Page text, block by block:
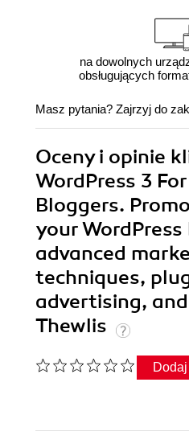
na dowolnych
obsługujących
Masz pytania? Zajrzyj do
Oceny i opinie
WordPress 3
Bloggers.
your
advanced
techniques,
advertising, and
Thewlis